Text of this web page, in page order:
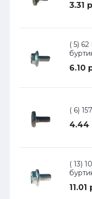
3.31
( 5)
6.10
( 6)
4.44
( 13)
11.01